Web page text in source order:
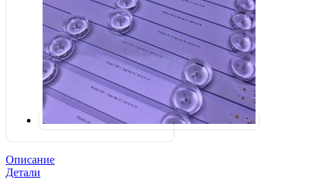
Описание
Детали